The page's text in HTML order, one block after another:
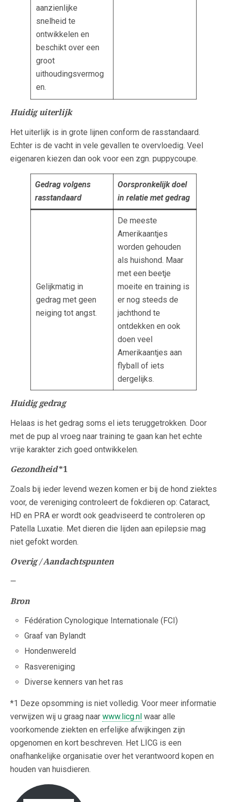
aanzienlijke
snelheid te
ontwikkelen en
beschikt over een
groot
uithoudingsvermog
en.
Huidig uiterlijk
Het uiterlijk is in grote lijnen conform de rasstandaard.
Echter is de vacht in vele gevallen te overvloedig. Veel
eigenaren kiezen dan ook voor een zgn. puppycoupe.
Gedrag volgens
rasstandaard
Oorspronkelijk doel
in relatie met gedrag
Gelijkmatig in
gedrag met geen
neiging tot angst.
De meeste
Amerikaantjes
worden gehouden
als huishond. Maar
met een beetje
moeite en training is
er nog steeds de
jachthond te
ontdekken en ook
doen veel
Amerikaantjes aan
flyball of iets
dergelijks.
Huidig gedrag
Helaas is het gedrag soms el iets teruggetrokken. Door
met de pup al vroeg naar training te gaan kan het echte
vrije karakter zich goed ontwikkelen.
Gezondheid*1
Zoals bij ieder levend wezen komen er bij de hond ziektes
voor, de vereniging controleert de fokdieren op: Cataract,
HD en PRA er wordt ook geadviseerd te controleren op
Patella Luxatie. Met dieren die lijden aan epilepsie mag
niet gefokt worden.
Overig / Aandachtspunten
—
Bron
Fédération Cynologique Internationale (FCI)
Graaf van Bylandt
Hondenwereld
Rasvereniging
Diverse kenners van het ras
*1 Deze opsomming is niet volledig. Voor meer informatie
verwijzen wij u graag naar www.licg.nl waar alle
voorkomende ziekten en erfelijke afwijkingen zijn
opgenomen en kort beschreven. Het LICG is een
onafhankelijke organisatie over het verantwoord kopen en
houden van huisdieren.